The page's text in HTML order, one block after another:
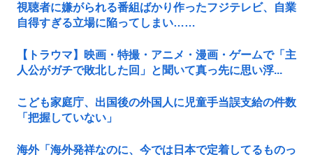
視聴者に嫌がられる番組ばかり作ったフジテレビ、自業
自得すぎる立場に陥ってしまい……
【トラウマ】映画・特撮・アニメ・漫画・ゲームで「主
人公がガチで敗北した回」と聞いて真っ先に思い浮...
こども家庭庁、出国後の外国人に児童手当誤支給の件数
「把握していない」
海外「海外発祥なのに、今では日本で定着してるものっ